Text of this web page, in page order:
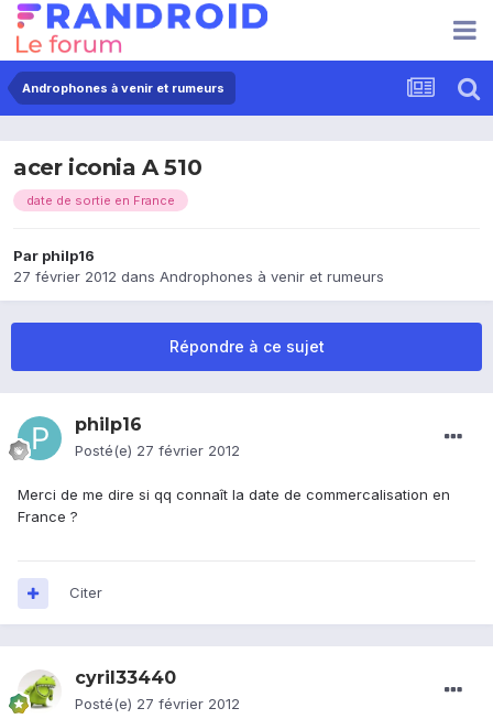
Androphones à venir et rumeurs
acer iconia A 510
date de sortie en France
Par philp16
27 février 2012 dans Androphones à venir et rumeurs
Répondre à ce sujet
philp16
Posté(e) 27 février 2012
Merci de me dire si qq connaît la date de commercalisation en
France ?
Citer
cyril33440
Posté(e) 27 février 2012